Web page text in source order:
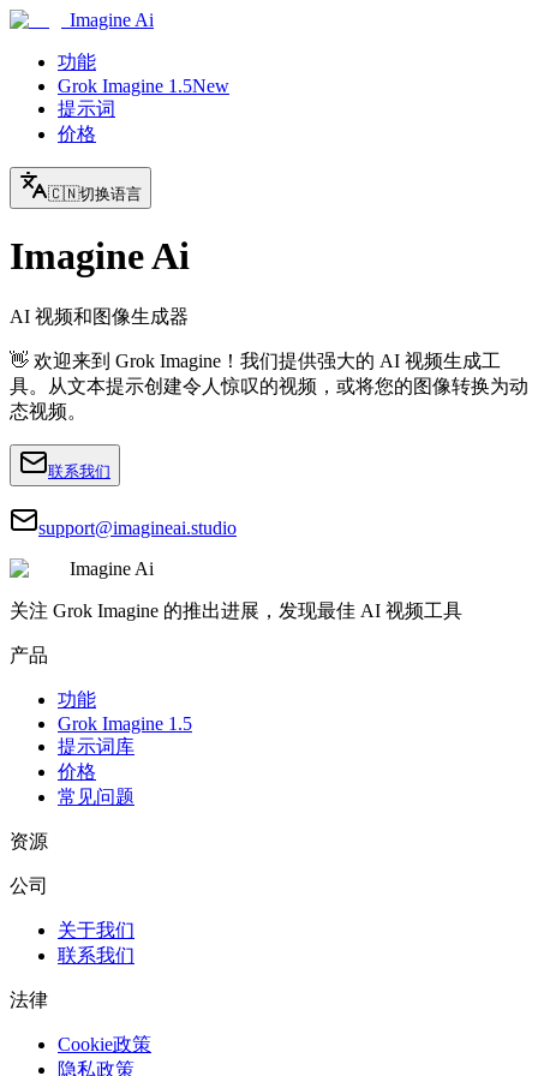
Imagine Ai
功能
Grok Imagine 1.5New
提示词
价格
🇨🇳切换语言
Imagine Ai
AI 视频和图像生成器
👋 欢迎来到 Grok Imagine！我们提供强大的 AI 视频生成工
具。从文本提示创建令人惊叹的视频，或将您的图像转换为动
态视频。
联系我们
support@imagineai.studio
Imagine Ai
关注 Grok Imagine 的推出进展，发现最佳 AI 视频工具
产品
功能
Grok Imagine 1.5
提示词库
价格
常见问题
资源
公司
关于我们
联系我们
法律
Cookie政策
隐私政策